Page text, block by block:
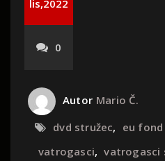
lis,2022
0
Autor Mario Č.
dvd stružec, eu
vatrogasci, vatrogasci